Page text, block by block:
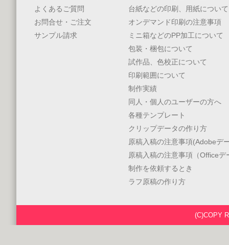
よくあるご質問
お問合せ・ご注文
サンプル請求
台紙などの印刷、用紙について
オンデマンド印刷の注意事項
ミニ箱などのPP加工について
包装・梱包について
試作品、色校正について
印刷範囲について
制作実績
同人・個人のユーザーの方へ
各種テンプレート
クリップデータの作り方
原稿入稿の注意事項(Adobeデ
原稿入稿の注意事項（Officeデ
制作を依頼するとき
ラフ原稿の作り方
(C)COPY